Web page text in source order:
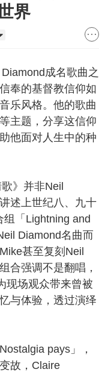
界
成名歌曲之
奉的基督教信仰如
乐风格。他的歌曲
主题，分享这信仰
他面对人生中的种
》并非Neil
述上世纪八、九十
「Lightning and
Diamond名曲而
甚至复刻Neil
合强调不是翻唱，
现场观众带来曾被
与体验，透过演绎
pays」，
故，Claire